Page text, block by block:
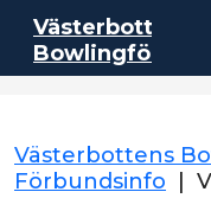
Västerbottens
Bowlingförbund
Västerbottens
Förbundsinfo